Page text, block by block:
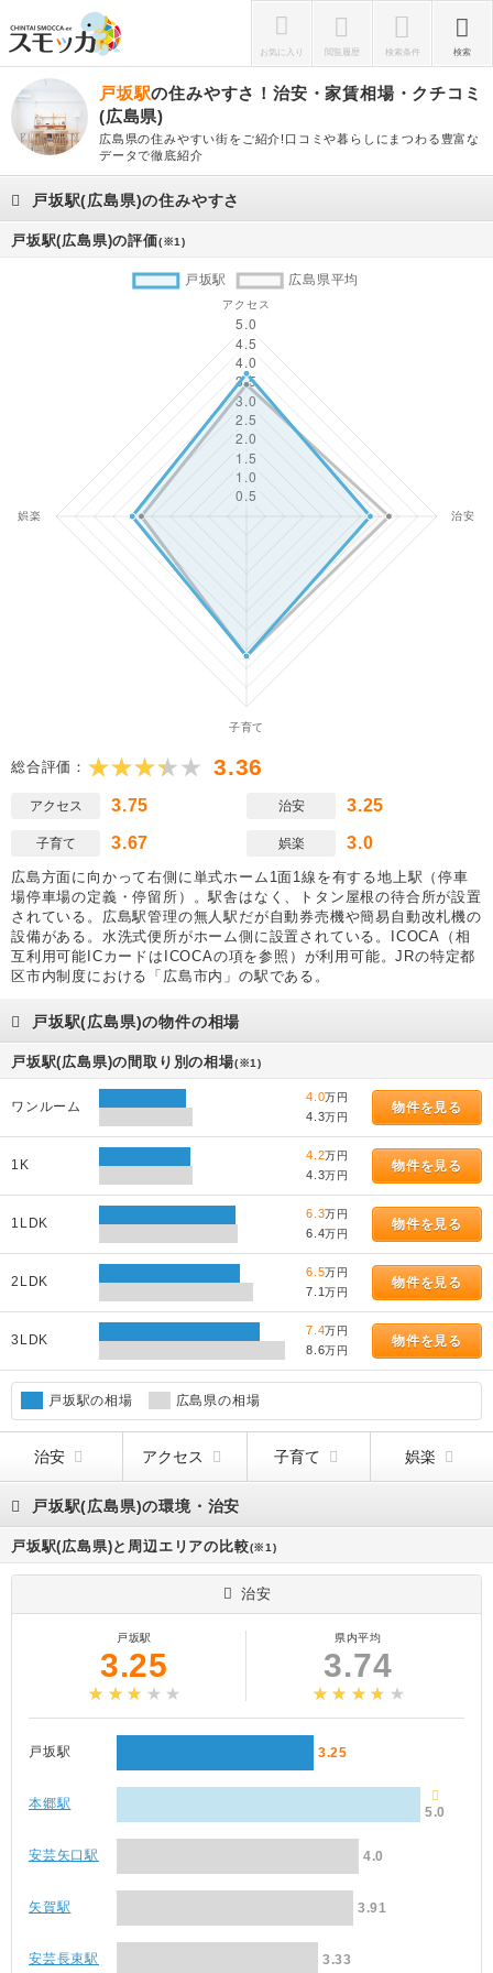
お気に入り 閲覧履歴 検索条件 検索
戸坂駅の住みやすさ！治安・家賃相場・クチコミ
(広島県)
広島県の住みやすい街をご紹介!口コミや暮らしにまつわる豊富な
データで徹底紹介
戸坂駅(広島県)の住みやすさ
戸坂駅(広島県)の評価(※1)
総合評価： 3.36
アクセス 3.75 治安 3.25
子育て 3.67 娯楽 3.0
広島方面に向かって右側に単式ホーム1面1線を有する地上駅（停車
場停車場の定義・停留所）。駅舎はなく、トタン屋根の待合所が設置
されている。広島駅管理の無人駅だが自動券売機や簡易自動改札機の
設備がある。水洗式便所がホーム側に設置されている。ICOCA（相
互利用可能ICカードはICOCAの項を参照）が利用可能。JRの特定都
区市内制度における「広島市内」の駅である。
戸坂駅(広島県)の物件の相場
戸坂駅(広島県)の間取り別の相場(※1)
ワンルーム
4.0万円
4.3万円
物件を見る
1K
4.2万円
4.3万円
物件を見る
1LDK
6.3万円
6.4万円
物件を見る
2LDK
6.5万円
7.1万円
物件を見る
3LDK
7.4万円
8.6万円
物件を見る
戸坂駅の相場 広島県の相場
治安 アクセス 子育て 娯楽
戸坂駅(広島県)の環境・治安
戸坂駅(広島県)と周辺エリアの比較(※1)
治安
戸坂駅
3.25
県内平均
3.74
戸坂駅 3.25
本郷駅
5.0
安芸矢口駅 4.0
矢賀駅 3.91
安芸長束駅 3.33